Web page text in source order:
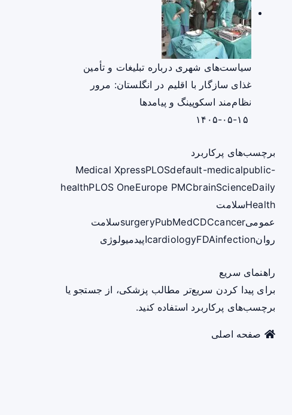
سیاست‌های شهری درباره تبلیغات و تأمین
غذای سازگار با اقلیم در انگلستان: مرور
نظام‌مند اسکوپینگ و پیامدها
برچسب‌های پرکاربرد
Medical XpressPLOSdefault-medicalpublic-
healthPLOS OneEurope PMCbrainScienceDaily
Healthسلامت
عمومی
surgeryPubMedCDCcancer
سلامت
روان
cardiologyFDAinfection اپیدمیولوژی
راهنمای سریع
برای پیدا کردن سریع‌تر مطالب پزشکی، از جستجو یا
برچسب‌های پرکاربرد استفاده کنید.
صفحه اصلی